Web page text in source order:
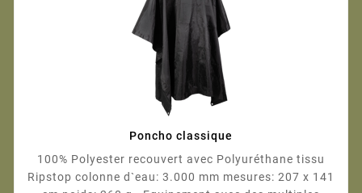
Poncho classique
100% Polyester recouvert avec Polyuréthane tissu
Ripstop colonne d`eau: 3.000 mm mesures: 207 x 141